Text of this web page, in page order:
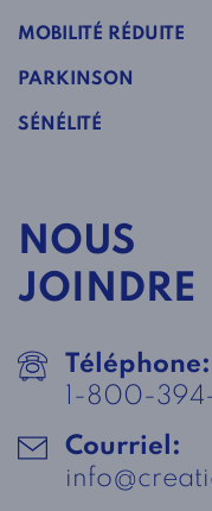
MOBILITÉ RÉDUITE
PARKINSON
SÉNÉLITÉ
NOUS
JOINDRE
Téléphone:
1-800-
Courriel: